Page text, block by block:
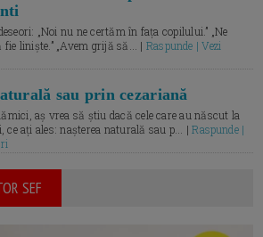
„Noi nu ne certăm în fața copilului.” „Ne
liniște.” „Avem grijă să... | Raspunde | Vezi
sau prin cezariană
aș vrea să știu dacă cele care au născut la
ce ați ales: nașterea naturală sau p... |Raspunde |
SEF